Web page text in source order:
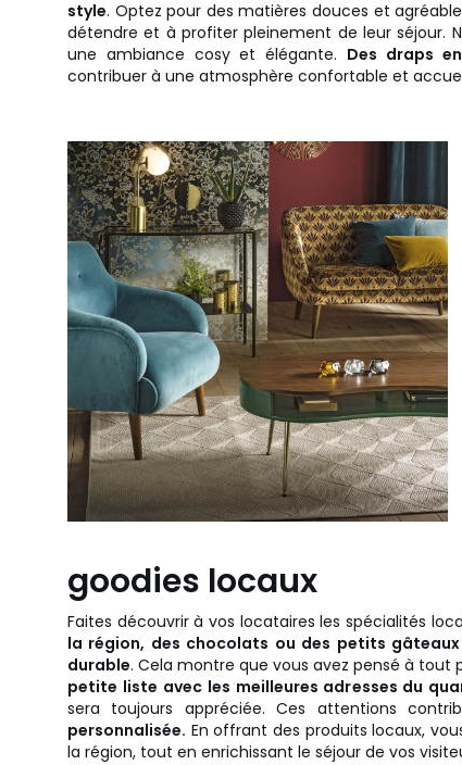
style. Optez pour des matières douces et
détendre et à profiter pleinement de leur séjour.
une ambiance cosy et élégante. Des draps
contribuer à une atmosphère confortable et
goodies locaux
Faites découvrir à vos locataires les spécialités
la région, des chocolats ou des petits
durable. Cela montre que vous avez pensé à tout
petite liste avec les meilleures adresses du
sera toujours appréciée. Ces attentions
personnalisée. En offrant des produits locaux,
la région, tout en enrichissant le séjour de vos